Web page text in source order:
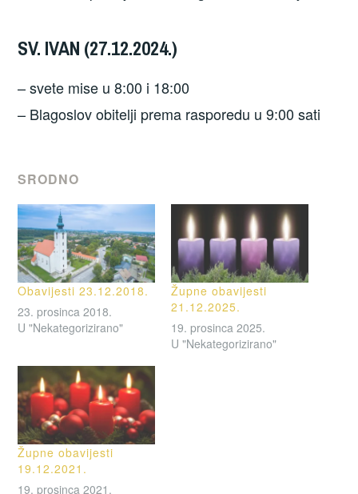
SV. IVAN (27.12.2024.)
– svete mise u 8:00 i 18:00
– Blagoslov obitelji prema rasporedu u 9:00 sati
SRODNO
Obavijesti 23.12.2018.
23. prosinca 2018.
U "Nekategorizirano"
Župne obavijesti
21.12.2025.
19. prosinca 2025.
U "Nekategorizirano"
Župne obavijesti
19.12.2021.
19. prosinca 2021.